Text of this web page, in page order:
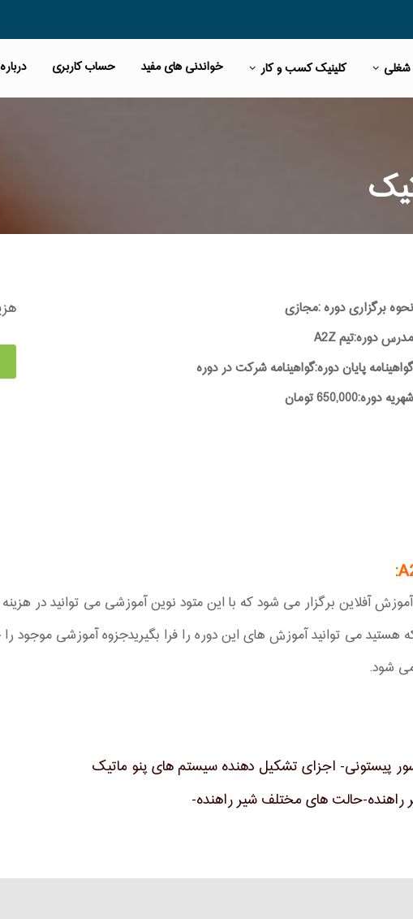
کلینیک کسب و کار خواندنی های مفید حساب کاربری
نحوه برگزاری دوره :مجازی
مدرس دوره:تیم A2Z
گواهینامه پایان دوره:گواهینامه شرکت در دوره
شهریه دوره:650,000 تومان
:
می توانید آموزش های این دوره را فرا بگیریدجزوه آموزشی موجود
شود.
پیستونی- اجزای تشکیل دهنده سیستم های پنو ماتیک
راهنده-حالت های مختلف شیر راهنده-